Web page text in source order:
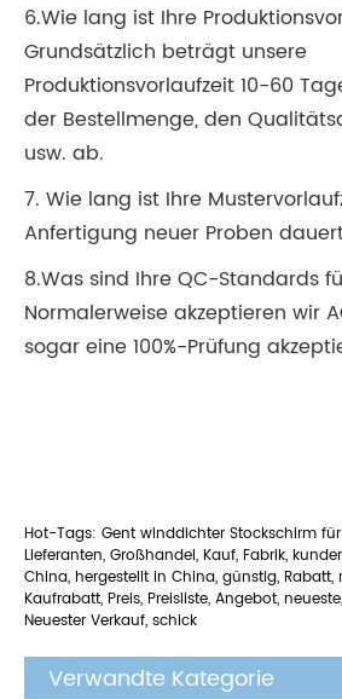
6.Wie lang ist Ihre
Grundsätzlich beträgt unsere
Produktionsvorlaufzeit 10-60
der Bestellmenge, den
usw. ab.
7. Wie lang ist Ihre
Anfertigung neuer Proben
8.Was sind Ihre QC-Standards
Normalerweise akzeptieren wir
sogar eine 100%-Prüfung
Hot-Tags: Gent winddichter Stockschirm für
Lieferanten, Großhandel, Kauf, Fabrik,
China, hergestellt in China, günstig, Rabatt,
Kaufrabatt, Preis, Preisliste, Angebot,
Neuester Verkauf, schick
Verwandte Kategorie